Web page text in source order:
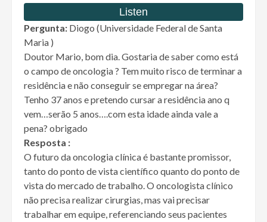
Pergunta: Diogo (Universidade Federal de Santa
Maria )
Doutor Mario, bom dia. Gostaria de saber como está
o campo de oncologia ? Tem muito risco de terminar a
residência e não conseguir se empregar na área?
Tenho 37 anos e pretendo cursar a residência ano q
vem…serão 5 anos….com esta idade ainda vale a
pena? obrigado
Resposta :
O futuro da oncologia clínica é bastante promissor,
tanto do ponto de vista científico quanto do ponto de
vista do mercado de trabalho. O oncologista clínico
não precisa realizar cirurgias, mas vai precisar
trabalhar em equipe, referenciando seus pacientes